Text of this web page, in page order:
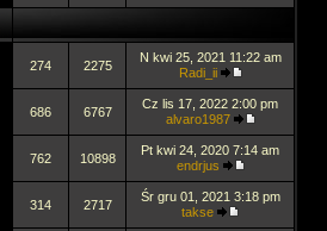
274 2275
N kwi 25, 2021 11:22 am
Radi_ii
686 6767
Cz lis 17, 2022 2:00 pm
alvaro1987
762 10898
Pt kwi 24, 2020 7:14 am
endrjus
314 2717
Śr gru 01, 2021 3:18 pm
takse